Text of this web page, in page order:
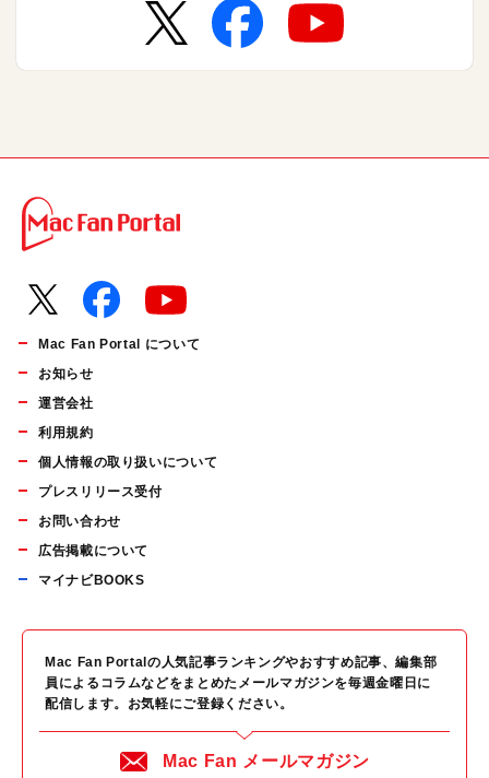
Mac Fan Portal について
お知らせ
運営会社
利用規約
個人情報の取り扱いについて
プレスリリース受付
お問い合わせ
広告掲載について
マイナビBOOKS
Mac Fan Portalの人気記事ランキングやおすすめ記事、編集部
員によるコラムなどをまとめたメールマガジンを毎週金曜日に
配信します。お気軽にご登録ください。
Mac Fan メールマガジン